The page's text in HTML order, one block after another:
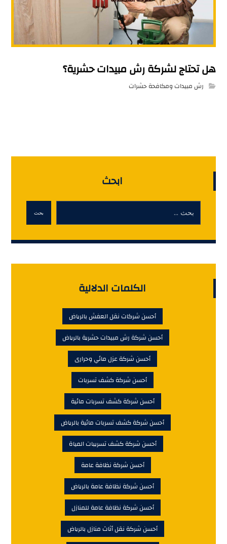
هل تحتاج لشركة رش مبيدات حشرية؟
رش مبيدات ومكافحة حشرات
ابحث
بحث
الكلمات الدلالية
أحسن شركات نقل العفش بالرياض
أحسن شركة رش مبيدات حشرية بالرياض
أحسن شركة عزل مائي وحرارى
أحسن شركة كشف تسربات
أحسن شركة كشف تسربات مائية
أحسن شركة كشف تسربات مائية بالرياض
أحسن شركة كشف تسريبات المياة
أحسن شركة نظافة عامة
أحسن شركة نظافة عامة بالرياض
أحسن شركة نظافة عامة للمنازل
أحسن شركة نقل أثاث منازل بالرياض